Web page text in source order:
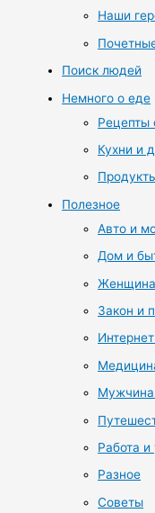
Наши
Поиск людей
Немного о еде
Рецепты
Кухни и
Полезное
Авто и
Дом и
Закон и
Работа и
Разное
Советы